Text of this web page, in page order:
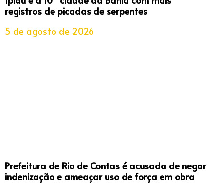
registros de picadas de serpentes
5 de agosto de 2026
Prefeitura de Rio de Contas é acusada de negar
indenização e ameaçar uso de força em obra